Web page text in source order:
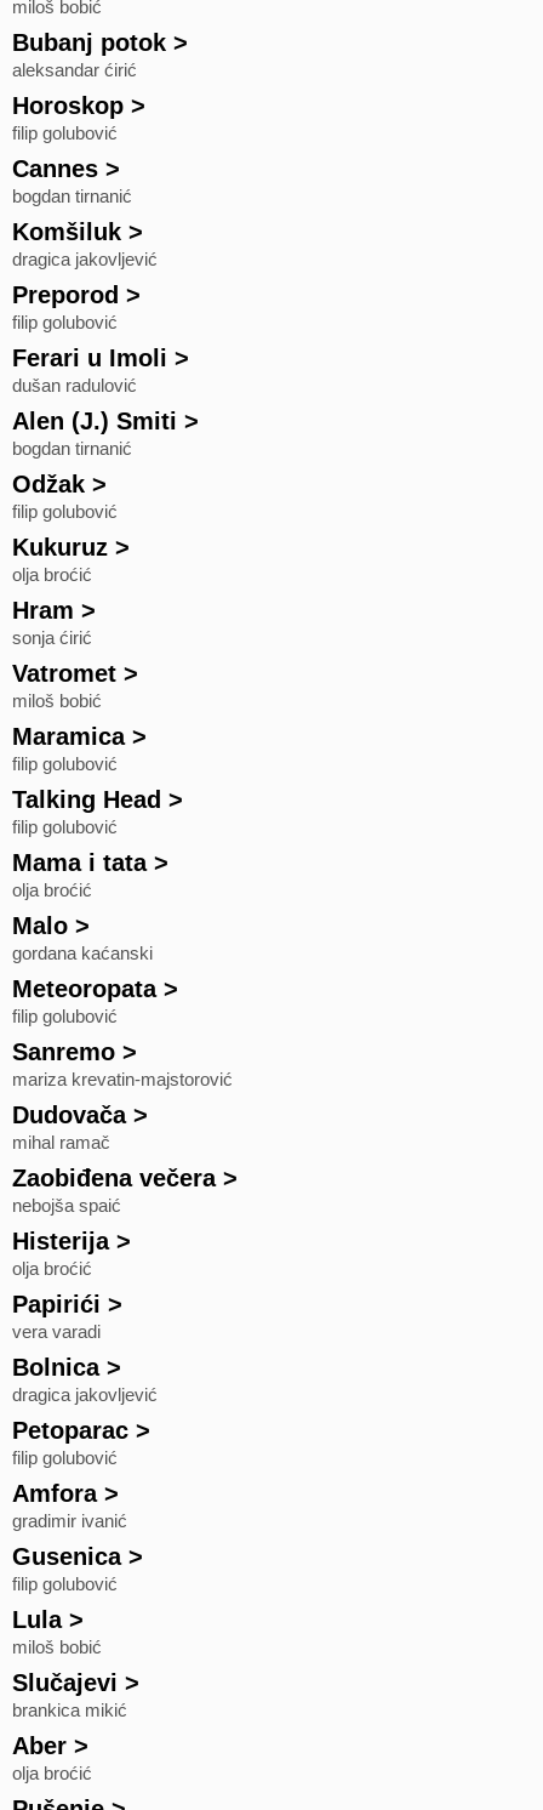
miloš bobić
Bubanj potok >
aleksandar ćirić
Horoskop >
filip golubović
Cannes >
bogdan tirnanić
Komšiluk >
dragica jakovljević
Preporod >
filip golubović
Ferari u Imoli >
dušan radulović
Alen (J.) Smiti >
bogdan tirnanić
Odžak >
filip golubović
Kukuruz >
olja broćić
Hram >
sonja ćirić
Vatromet >
miloš bobić
Maramica>
filip golubović
Talking Head >
filip golubović
Mama i tata>
olja broćić
Malo >
gordana kaćanski
Meteoropata>
filip golubović
Sanremo >
mariza krevatin-majstorović
Dudovača>
mihal ramač
Zaobiđena večera>
nebojša spaić
Histerija>
olja broćić
Papirići >
vera varadi
Bolnica>
dragica jakovljević
Petoparac >
filip golubović
Amfora>
gradimir ivanić
Gusenica>
filip golubović
Lula>
miloš bobić
Slučajevi >
brankica mikić
Aber >
olja broćić